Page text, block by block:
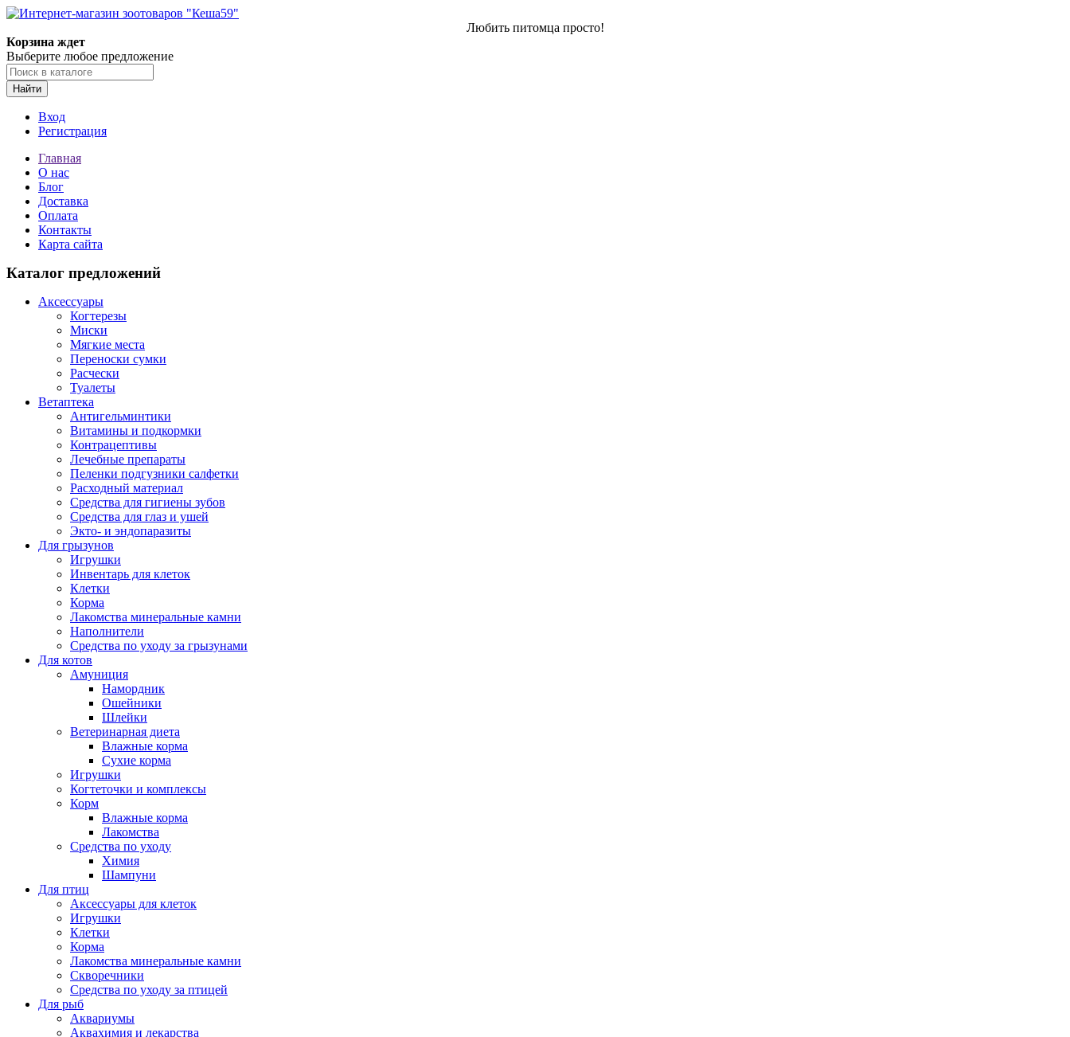
Любить питомца просто!
Корзина ждет
Выберите любое предложение
Найти
Вход
Регистрация
Главная
О нас
Блог
Доставка
Оплата
Контакты
Карта сайта
Каталог предложений
Аксессуары
Когтерезы
Миски
Мягкие места
Переноски сумки
Расчески
Туалеты
Ветаптека
Антигельминтики
Витамины и подкормки
Контрацептивы
Лечебные препараты
Пеленки подгузники салфетки
Расходный материал
Средства для гигиены зубов
Средства для глаз и ушей
Экто- и эндопаразиты
Для грызунов
Игрушки
Инвентарь для клеток
Клетки
Корма
Лакомства минеральные камни
Наполнители
Средства по уходу за грызунами
Для котов
Амуниция
Намордник
Ошейники
Шлейки
Ветеринарная диета
Влажные корма
Сухие корма
Игрушки
Когтеточки и комплексы
Корм
Влажные корма
Лакомства
Средства по уходу
Химия
Шампуни
Для птиц
Аксессуары для клеток
Игрушки
Клетки
Корма
Лакомства минеральные камни
Скворечники
Средства по уходу за птицей
Для рыб
Аквариумы
Аквахимия и лекарства